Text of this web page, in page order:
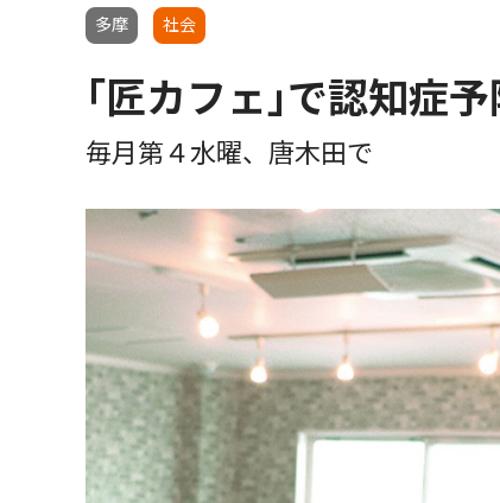
多摩 社会
｢匠カフェ｣で認知症予
毎月第４水曜、唐木田で